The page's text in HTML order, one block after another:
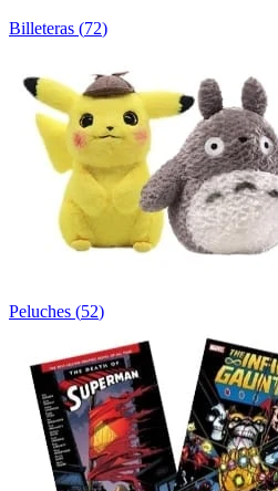
Billeteras (72)
Peluches (52)